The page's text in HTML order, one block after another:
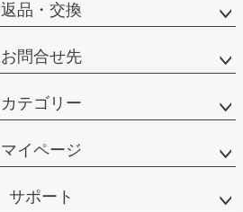
返品・交換
お問合せ先
カテゴリー
マイページ
サポート